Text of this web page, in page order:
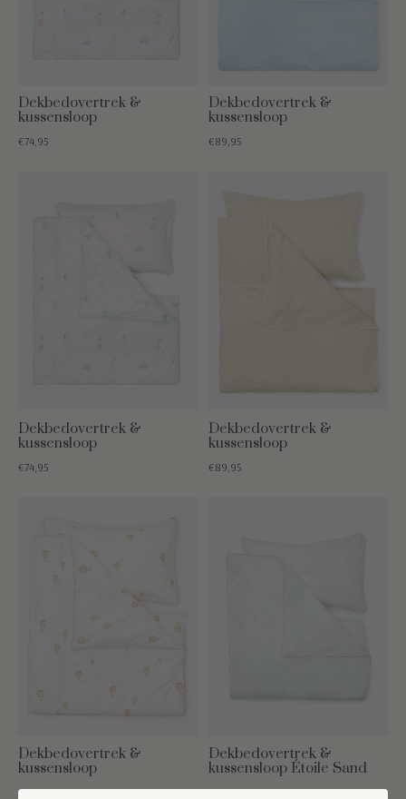
Dekbedovertrek &
kussensloop
€74,95
Dekbedovertrek &
kussensloop
€89,95
Dekbedovertrek &
kussensloop
€74,95
Dekbedovertrek &
kussensloop
€89,95
Dekbedovertrek &
kussensloop
€74,95
Dekbedovertrek &
kussensloop Étoile Sand
€74,95